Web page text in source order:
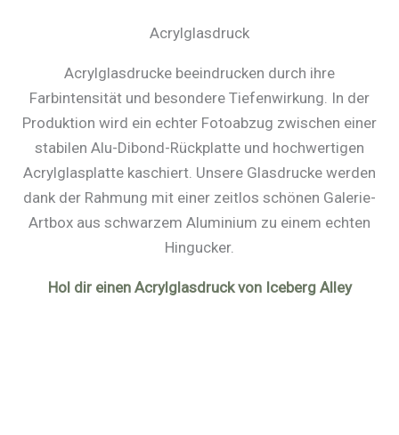
Acrylglasdruck
Acrylglasdrucke beeindrucken durch ihre
Farbintensität und besondere Tiefenwirkung. In der
Produktion wird ein echter Fotoabzug zwischen einer
stabilen Alu-Dibond-Rückplatte und hochwertigen
Acrylglasplatte kaschiert. Unsere Glasdrucke werden
dank der Rahmung mit einer zeitlos schönen Galerie-
Artbox aus schwarzem Aluminium zu einem echten
Hingucker.
Hol dir einen Acrylglasdruck von Iceberg Alley